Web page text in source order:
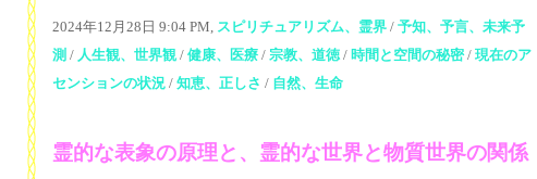
2024年12月28日 9:04 PM, スピリチュアリズム、霊界 / 予知、予言、未来予
測 / 人生観、世界観 / 健康、医療 / 宗教、道徳 / 時間と空間の秘密/ 現在のア
センションの状況 / 知恵、正しさ / 自然、生命
霊的な表象の原理と、霊的な世界と物質世界の関係